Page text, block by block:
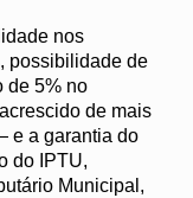
nos
possibilidade de
de 5% no
de mais
e a garantia do
do IPTU,
Municipal,